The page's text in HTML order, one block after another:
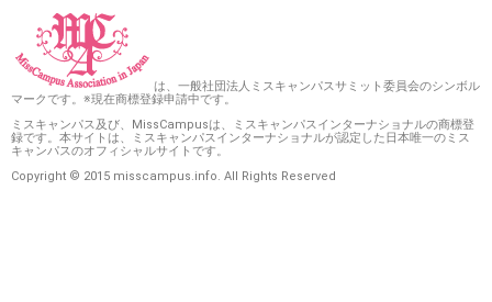
は、一般社団法人ミスキャンパスサミット委員会のシンボル
マークです。※現在商標登録申請中です。
ミスキャンパス及び、MissCampusは、ミスキャンパスインターナショナルの商標登
録です。本サイトは、ミスキャンパスインターナショナルが認定した日本唯一のミス
キャンパスのオフィシャルサイトです。
Copyright © 2015 misscampus.info. All Rights Reserved